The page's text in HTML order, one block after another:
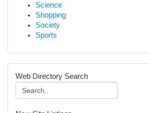
Science
Shopping
Society
Sports
Web Directory Search